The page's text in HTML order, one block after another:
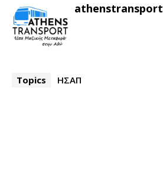
athenstransport
Topics ΗΣΑΠ